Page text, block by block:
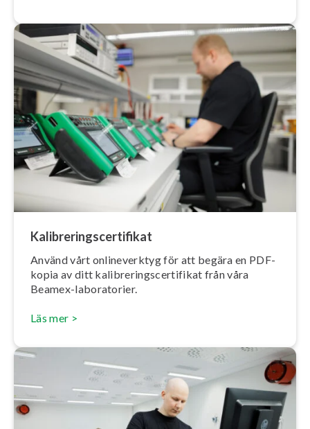
Ka­libre­rings­cer­ti­fi­kat
Använd vårt on­li­ne­verk­tyg för att begära en PDF-
kopia av ditt ka­libre­rings­cer­ti­fi­kat från våra
Beamex-la­bo­ra­to­ri­er.
Läs mer >